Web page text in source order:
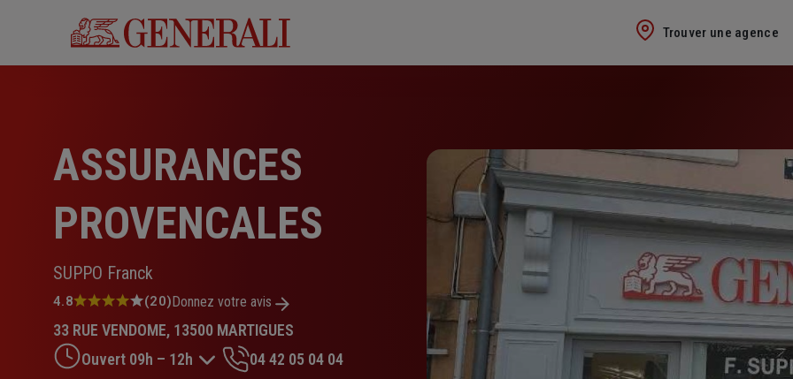
Trouver une agence
ASSURANCES
PROVENCALES
SUPPO Franck
Note
4.8
sur
5
4.8 (20)Donnez votre avis
33 RUE VENDOME, 13500 MARTIGUES
Ouvert 09h – 12h
04 42 05 04 04